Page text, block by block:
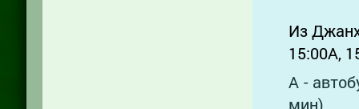
Из
15:00А,
А -
мин)